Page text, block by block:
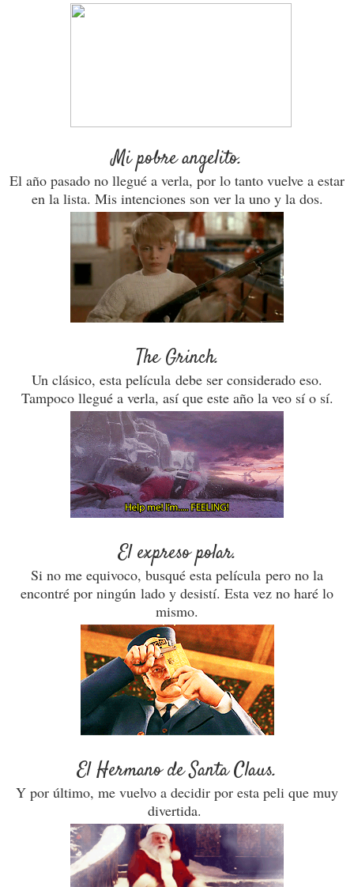
Mi pobre angelito.
El año pasado no llegué a verla, por lo tanto vuelve a estar
en la lista. Mis intenciones son ver la uno y la dos.
The Grinch.
Un clásico, esta película debe ser considerado eso.
Tampoco llegué a verla, así que este año la veo sí o sí.
El expreso polar.
Si no me equivoco, busqué esta película pero no la
encontré por ningún lado y desistí. Esta vez no haré lo
mismo.
El Hermano de Santa Claus.
Y por último, me vuelvo a decidir por esta peli que muy
divertida.